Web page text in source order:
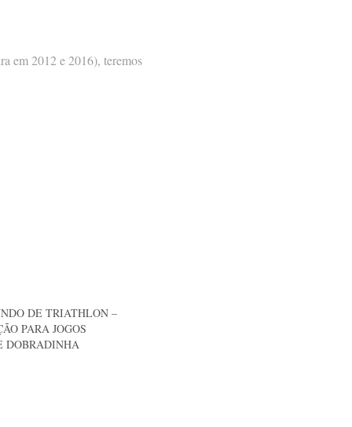
em 2012 e 2016), teremos
DE TRIATHLON –
PARA JOGOS
DOBRADINHA